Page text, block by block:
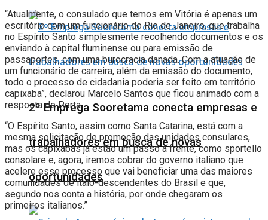
2º Emprega Sooretama conecta empresas e
trabalhadores em busca de novas
oportunidades
“Atualmente, o consulado que temos em Vitória é apenas um
escritório com um funcionário do Rio de Janeiro, que trabalha
no Espírito Santo simplesmente recolhendo documentos e os
enviando à capital fluminense ou para emissão de
passaportes, com uma burocracia danada. Com a atuação de
um funcionário de carreira, além da emissão do documento,
todo o processo de cidadania poderia ser feito em território
capixaba”, declarou Marcelo Santos que ficou animado com a
resposta de Porta.
“O Espírito Santo, assim como Santa Catarina, está com a
mesma solicitação de promoção das unidades consulares,
mas os capixabas já estão um passo à frente, como sportello
consolare e, agora, iremos cobrar do governo italiano que
acelere esse processo que vai beneficiar uma das maiores
comunidades de ítalo-descendentes do Brasil e que,
segundo nos conta a história, por onde chegaram os
primeiros italianos.”